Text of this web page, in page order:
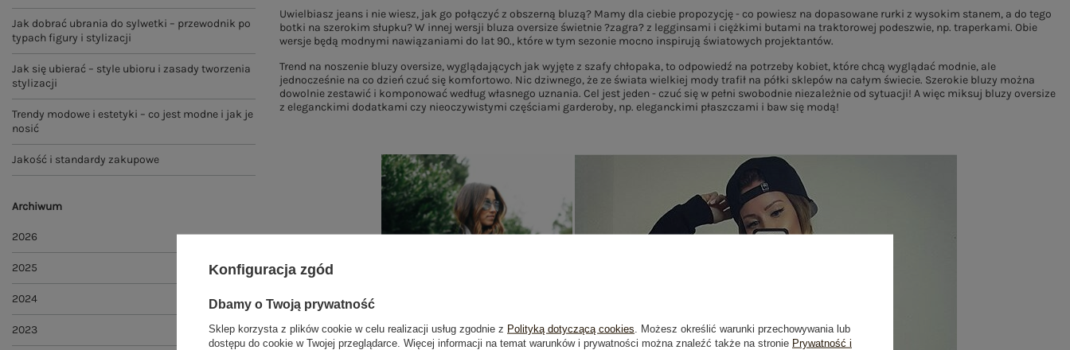
Jak dobrać ubrania do sylwetki – przewodnik po
typach figury i stylizacji
Jak się ubierać – style ubioru i zasady tworzenia
stylizacji
Trendy modowe i estetyki – co jest modne i jak je
nosić
Jakość i standardy zakupowe
Archiwum
2026
2025
2024
2023
Uwielbiasz jeans i nie wiesz, jak go połączyć z obszerną bluzą? Mamy dla ciebie propozycję - co powiesz na dopasowane rurki z wysokim stanem, a do tego
botki na szerokim słupku? W innej wersji bluza oversize świetnie ?zagra? z legginsami i ciężkimi butami na traktorowej podeszwie, np. traperkami. Obie
wersje będą modnymi nawiązaniami do lat 90., które w tym sezonie mocno inspirują światowych projektantów.
Trend na noszenie bluzy oversize, wyglądających jak wyjęte z szafy chłopaka, to odpowiedź na potrzeby kobiet, które chcą wyglądać modnie, ale
jednocześnie na co dzień czuć się komfortowo. Nic dziwnego, że ze świata wielkiej mody trafił na półki sklepów na całym świecie. Szerokie bluzy można
dowolnie zestawić i komponować według własnego uznania. Cel jest jeden - czuć się w pełni swobodnie niezależnie od sytuacji! A więc miksuj bluzy oversize
z eleganckimi dodatkami czy nieoczywistymi częściami garderoby, np. eleganckimi płaszczami i baw się modą!
Konfiguracja zgód
Dbamy o Twoją prywatność
Sklep korzysta z plików cookie w celu realizacji usług zgodnie z Polityką dotyczącą cookies . Możesz określić warunki przechowywania lub
dostępu do cookie w Twojej przeglądarce. Więcej informacji na temat warunków i prywatności można znaleźć także na stronie Prywatność i